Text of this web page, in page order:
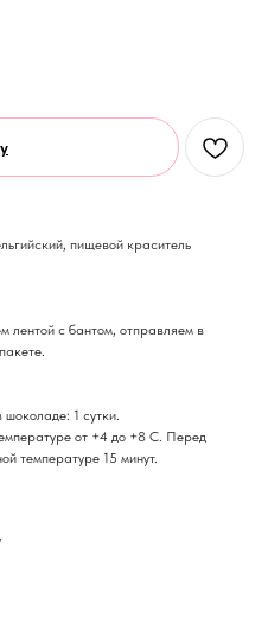
пищевой краситель
с бантом, отправляем в
шоколаде: 1 сутки.
от +4 до +8 С. Перед
температуре 15 минут.